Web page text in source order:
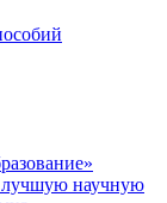
научную